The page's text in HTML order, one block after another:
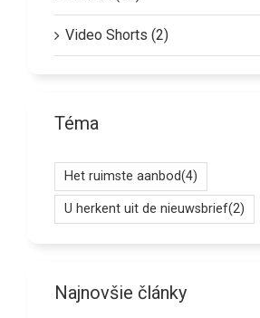
Video Shorts (2)
Téma
Het ruimste aanbod(4)
U herkent uit de nieuwsbrief(2)
Najnovšie články